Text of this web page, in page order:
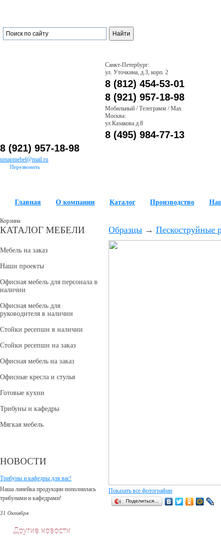
Санкт-Петербург:
ул. Уточкина, д.3, корп. 2
8 (812) 454-53-01
8 (921) 957-18-98
Мобильный / Телеграмм / Max
Москва:
ул.Казакова д.8
8 (495) 984-77-13
8 (921) 957-18-98
umapmebel@mail.ru
Перезвонить
Главная О компании Каталог Производство
Корзина
КАТАЛОГ МЕБЕЛИ
Мебель на заказ
Наши проекты
Офисная мебель для персонала в
наличии
Офисная мебель для
руководителя в наличии
Стойки ресепшн в наличии
Стойки ресепшн на заказ
Офисная мебель на заказ
Офисные кресла и стулья
Готовые кухни
Трибуны и кафедры
Мягкая мебель
НОВОСТИ
Трибуны и кафедры для вас!
Наша линейка продукции пополнилась
трибунами и кафедрами!
31 Октября
Другие новости
Образцы → Пескоструйные
Показать все фотографии
Поделиться…